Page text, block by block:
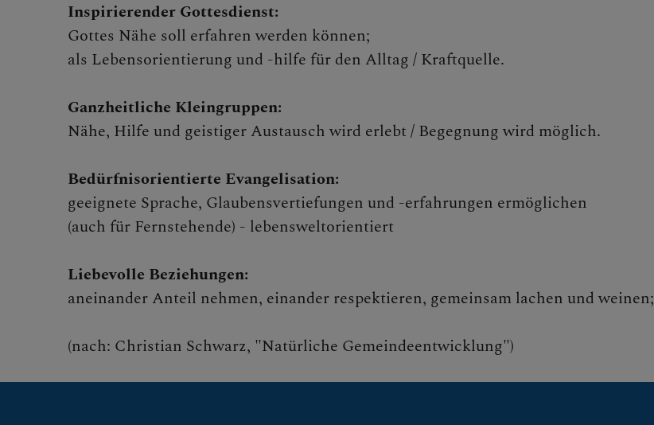
Inspirierender Gottesdienst:
Gottes Nähe soll erfahren werden können;
als Lebensorientierung und -hilfe für den Alltag / Kraftquelle.
Ganzheitliche Kleingruppen:
Nähe, Hilfe und geistiger Austausch wird erlebt / Begegnung wird möglich.
Bedürfnisorientierte Evangelisation:
geeignete Sprache, Glaubensvertiefungen und -erfahrungen ermöglichen
(auch für Fernstehende) - lebensweltorientiert
Liebevolle Beziehungen:
aneinander Anteil nehmen, einander respektieren, gemeinsam lachen und weinen;
(nach: Christian Schwarz, "Natürliche Gemeindeentwicklung")